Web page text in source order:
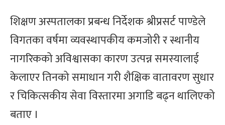
शिक्षण अस्पतालका प्रबन्ध निर्देशक श्रीप्रसर्ट पाण्डेले
विगतका वर्षमा व्यवस्थापकीय कमजोरी र स्थानीय
नागरिकको अविश्वासका कारण उत्पन्न समस्यालाई
केलाएर तिनको समाधान गरी शैक्षिक वातावरण सुधार
र चिकित्सकीय सेवा विस्तारमा अगाडि बढ्न थालिएको
बताए ।